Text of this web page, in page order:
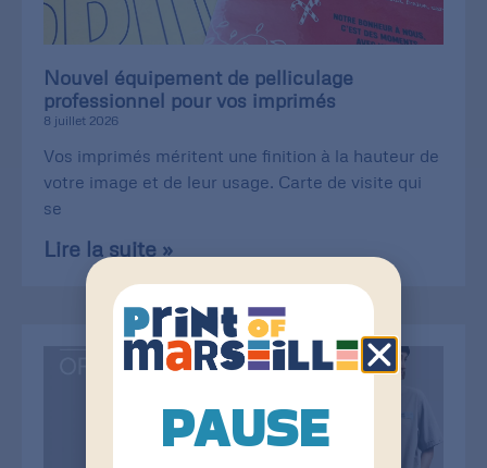
Nouvel équipement de pelliculage
professionnel pour vos imprimés
8 juillet 2026
Vos imprimés méritent une finition à la hauteur de
votre image et de leur usage. Carte de visite qui
se
Lire la suite »
PAUSE